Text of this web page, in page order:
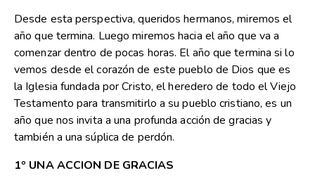
Desde esta perspectiva, queridos hermanos, miremos el
año que termina. Luego miremos hacia el año que va a
comenzar dentro de pocas horas. El año que termina si lo
vemos desde el corazón de este pueblo de Dios que es
la Iglesia fundada por Cristo, el heredero de todo el Viejo
Testamento para transmitirlo a su pueblo cristiano, es un
año que nos invita a una profunda acción de gracias y
también a una súplica de perdón.
1º UNA ACCION DE GRACIAS